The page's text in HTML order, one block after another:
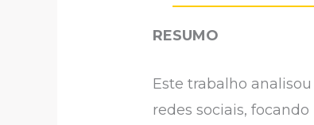
RESUMO
Este trabalho
redes sociais,